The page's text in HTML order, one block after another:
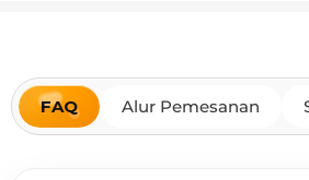
FAQ Alur Pemesanan